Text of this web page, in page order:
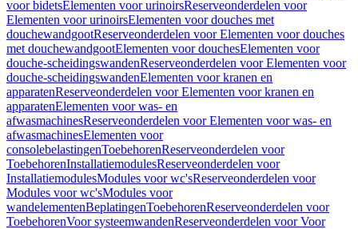
voor bidetsElementen voor urinoirsReserveonderdelen voor
Elementen voor urinoirsElementen voor douches met
douchewandgootReserveonderdelen voor Elementen voor douches
met douchewandgootElementen voor douchesElementen voor
douche-scheidingswandenReserveonderdelen voor Elementen voor
douche-scheidingswandenElementen voor kranen en
apparatenReserveonderdelen voor Elementen voor kranen en
apparatenElementen voor was- en
afwasmachinesReserveonderdelen voor Elementen voor was- en
afwasmachinesElementen voor
consolebelastingenToebehorenReserveonderdelen voor
ToebehorenInstallatiemodulesReserveonderdelen voor
InstallatiemodulesModules voor wc'sReserveonderdelen voor
Modules voor wc'sModules voor
wandelementenBeplatingenToebehorenReserveonderdelen voor
ToebehorenVoor systeemwandenReserveonderdelen voor Voor